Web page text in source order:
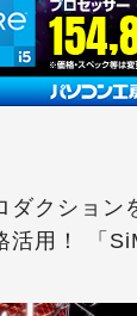
ダクション
活用！ 「